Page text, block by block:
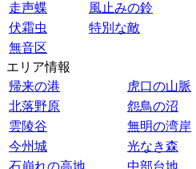
走声蝶
風止みの鈴
伏霜虫
特別な敵
無音区
エリア情報
帰来の港
虎口の山脈
北落野原
怨鳥の沼
雲陵谷
無明の湾岸
今州城
光なき森
石崩れの高地
中部台地